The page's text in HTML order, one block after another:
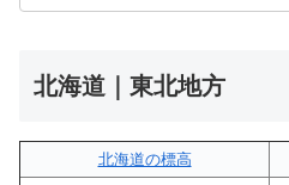
北海道｜東北地方
北海道の標高